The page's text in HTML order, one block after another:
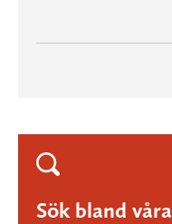
Sök bland våra